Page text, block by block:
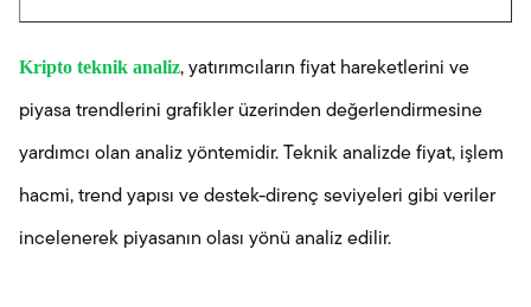
Kripto teknik analiz, yatırımcıların fiyat hareketlerini ve
piyasa trendlerini grafikler üzerinden değerlendirmesine
yardımcı olan analiz yöntemidir. Teknik analizde fiyat, işlem
hacmi, trend yapısı ve destek-direnç seviyeleri gibi veriler
incelenerek piyasanın olası yönü analiz edilir.